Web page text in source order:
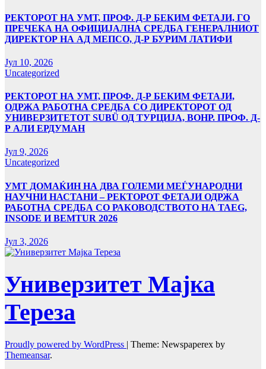
РЕКТОРОТ НА УМТ, ПРОФ. Д-Р БЕКИМ ФЕТАЈИ, ГО
ПРЕЧЕКА НА ОФИЦИЈАЛНА СРЕДБА ГЕНЕРАЛНИОТ
ДИРЕКТОР НА АД МЕПСО, Д-Р БУРИМ ЛАТИФИ
Јул 10, 2026
Uncategorized
РЕКТОРОТ НА УМТ, ПРОФ. Д-Р БЕКИМ ФЕТАЈИ,
ОДРЖА РАБОТНА СРЕДБА СО ДИРЕКТОРОТ ОД
УНИВЕРЗИТЕТОТ SUBÜ ОД ТУРЦИЈА, ВОНР. ПРОФ. Д-
Р АЛИ ЕРДУМАН
Јул 9, 2026
Uncategorized
УMТ ДОМАЌИН НА ДВА ГОЛЕМИ МЕЃУНАРОДНИ
НАУЧНИ НАСТАНИ – РЕКТОРОТ ФЕТАЈИ ОДРЖА
РАБОТНА СРЕДБА СО РАКОВОДСТВОТО НА TAEG,
INSODE И BEMTUR 2026
Јул 3, 2026
Универзитет Мајка
Тереза
Proudly powered by WordPress | Theme: Newspaperex by
Themeansar.